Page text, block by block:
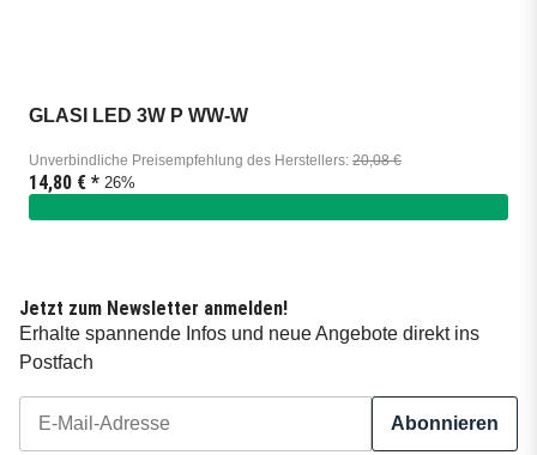
GLASI LED 3W P WW-W
Unverbindliche Preisempfehlung des Herstellers: 20,08 €
14,80 € * 26%
Jetzt zum Newsletter anmelden!
Erhalte spannende Infos und neue Angebote direkt ins
Postfach
Abonnieren